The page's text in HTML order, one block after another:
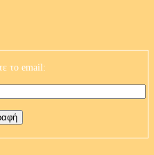
το email: